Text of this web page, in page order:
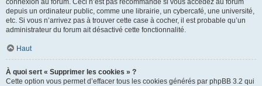
connexion au forum. Ceci n’est pas recommandé si vous accédez au forum
depuis un ordinateur public, comme une librairie, un cybercafé, une université,
etc. Si vous n’arrivez pas à trouver cette case à cocher, il est probable qu’un
administrateur du forum ait désactivé cette fonctionnalité.
Haut
À quoi sert « Supprimer les cookies » ?
Cette option vous permet d’effacer tous les cookies générés par phpBB 3.2 qui